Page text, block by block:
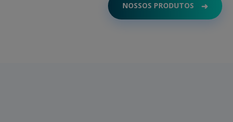
NOSSOS PRODUTOS ➜